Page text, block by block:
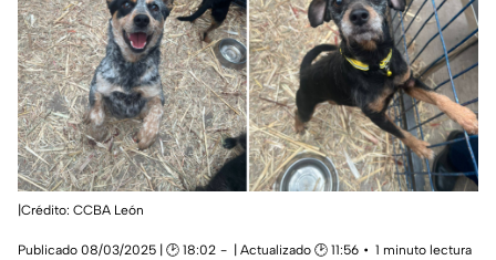
|Crédito: CCBA León
Publicado 08/03/2025 | 🕑 18:02 | Actualizado 🕑 11:56
1 minuto lectura